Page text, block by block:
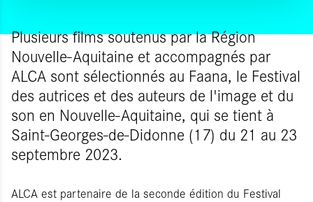
Plusieurs films soutenus par la Région
Nouvelle-Aquitaine et accompagnés par
ALCA sont sélectionnés au Faana, le Festival
des autrices et des auteurs de l'image et du
son en Nouvelle-Aquitaine, qui se tient à
Saint-Georges-de-Didonne (17) du 21 au 23
septembre 2023.
ALCA est partenaire de la seconde édition du Festival